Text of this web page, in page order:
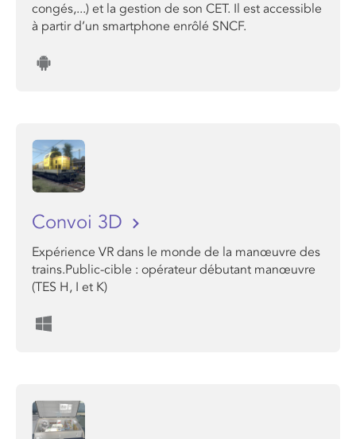
congés,...) et la gestion de son CET. Il est accessible
à partir d’un smartphone enrôlé SNCF.
Convoi 3D
Expérience VR dans le monde de la manœuvre des
trains.Public-cible : opérateur débutant manœuvre
(TES H, I et K)